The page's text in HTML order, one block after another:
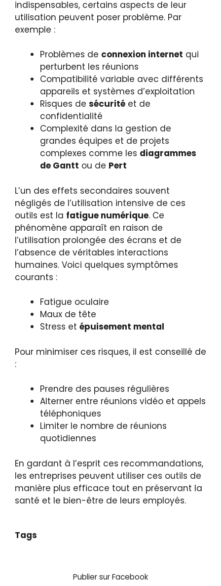
indispensables, certains aspects de leur
utilisation peuvent poser problème. Par
exemple :
Problèmes de connexion internet qui
perturbent les réunions
Compatibilité variable avec différents
appareils et systèmes d’exploitation
Risques de sécurité et de
confidentialité
Complexité dans la gestion de
grandes équipes et de projets
complexes comme les diagrammes
de Gantt ou de Pert
L’un des effets secondaires souvent
négligés de l’utilisation intensive de ces
outils est la fatigue numérique. Ce
phénomène apparaît en raison de
l’utilisation prolongée des écrans et de
l’absence de véritables interactions
humaines. Voici quelques symptômes
courants :
Fatigue oculaire
Maux de tête
Stress et épuisement mental
Pour minimiser ces risques, il est conseillé de
:
Prendre des pauses régulières
Alterner entre réunions vidéo et appels
téléphoniques
Limiter le nombre de réunions
quotidiennes
En gardant à l’esprit ces recommandations,
les entreprises peuvent utiliser ces outils de
manière plus efficace tout en préservant la
santé et le bien-être de leurs employés.
Tags
Publier sur Facebook